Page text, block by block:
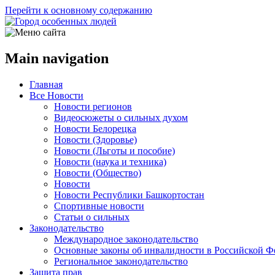
Перейти к основному содержанию
Main navigation
Главная
Все Новости
Новости регионов
Видеосюжеты о сильных духом
Новости Белорецка
Новости (Здоровье)
Новости (Льготы и пособие)
Новости (наука и техника)
Новости (Общество)
Новости
Новости Республики Башкортостан
Спортивные новости
Статьи о сильных
Законодательство
Международное законодательство
Основные законы об инвалидности в Российской
Региональное законодательство
Защита прав